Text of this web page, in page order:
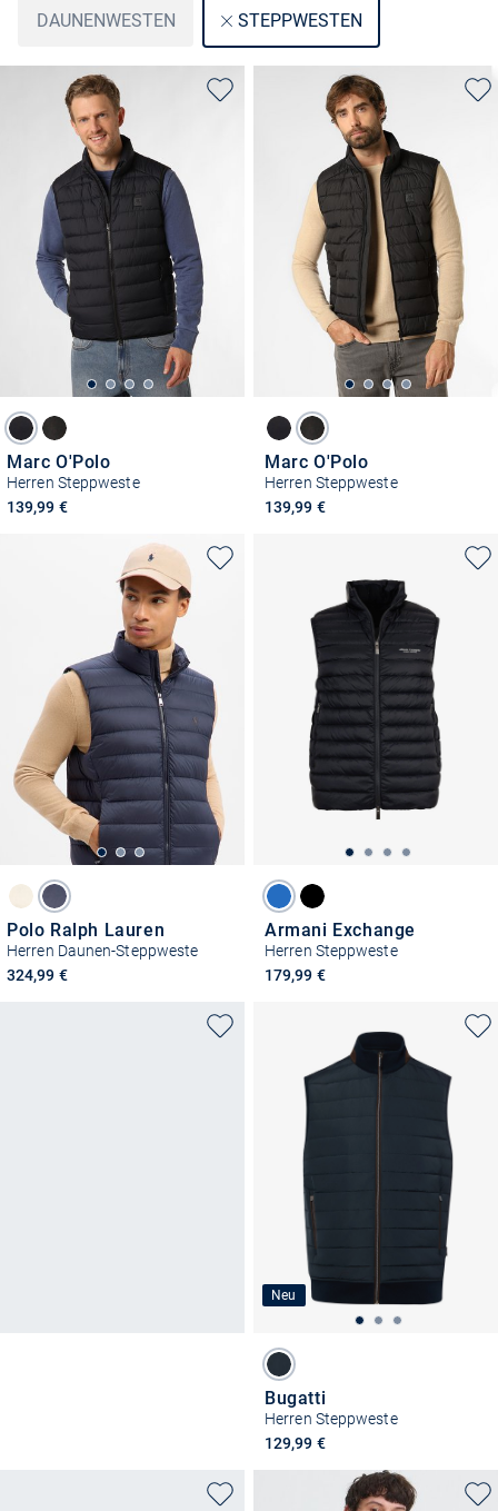
DAUNENWESTEN STEPPWESTEN
Marc O'Polo
Herren Steppweste
139,99 €
Marc O'Polo
Herren Steppweste
139,99 €
Polo Ralph Lauren
Herren Daunen-Steppweste
324,99 €
Armani Exchange
Herren Steppweste
179,99 €
Neu
Bugatti
Herren Steppweste
129,99 €